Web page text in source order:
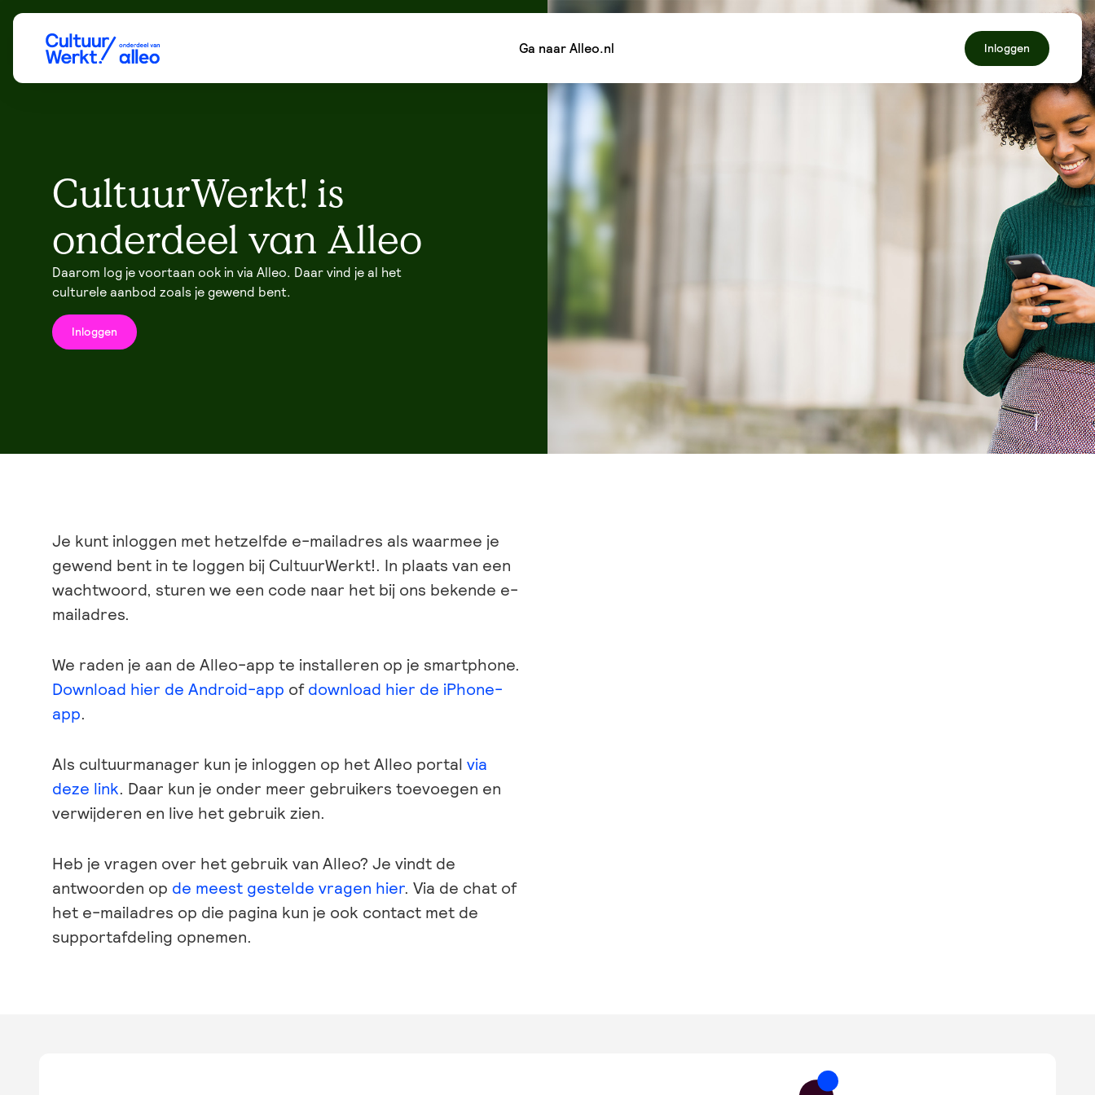
Ga naar Alleo.nl Inloggen
CultuurWerkt! is
onderdeel van Alleo
Daarom log je voortaan ook in via Alleo. Daar vind je al het
culturele aanbod zoals je gewend bent.
Inloggen
Je kunt inloggen met hetzelfde e-mailadres als waarmee je
gewend bent in te loggen bij CultuurWerkt!. In plaats van een
wachtwoord, sturen we een code naar het bij ons bekende e-
mailadres.
We raden je aan de Alleo-app te installeren op je smartphone.
Download hier de Android-app of download hier de iPhone-
app.
Als cultuurmanager kun je inloggen op het Alleo portal via
deze link. Daar kun je onder meer gebruikers toevoegen en
verwijderen en live het gebruik zien.
Heb je vragen over het gebruik van Alleo? Je vindt de
antwoorden op de meest gestelde vragen hier. Via de chat of
het e-mailadres op die pagina kun je ook contact met de
supportafdeling opnemen.